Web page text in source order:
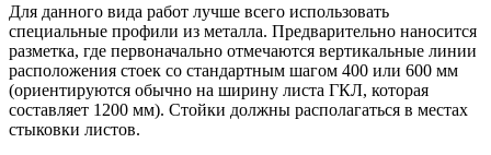
Для данного вида работ лучше всего использовать
специальные профили из металла. Предварительно наносится
разметка, где первоначально отмечаются вертикальные линии
расположения стоек со стандартным шагом 400 или 600 мм
(ориентируются обычно на ширину листа ГКЛ, которая
составляет 1200 мм). Стойки должны располагаться в местах
стыковки листов.